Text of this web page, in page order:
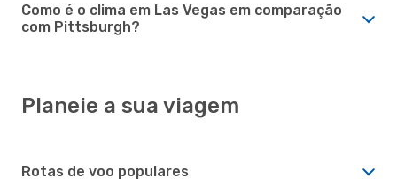
Como é o clima em Las Vegas em comparação
com Pittsburgh?
Planeie a sua viagem
Rotas de voo populares